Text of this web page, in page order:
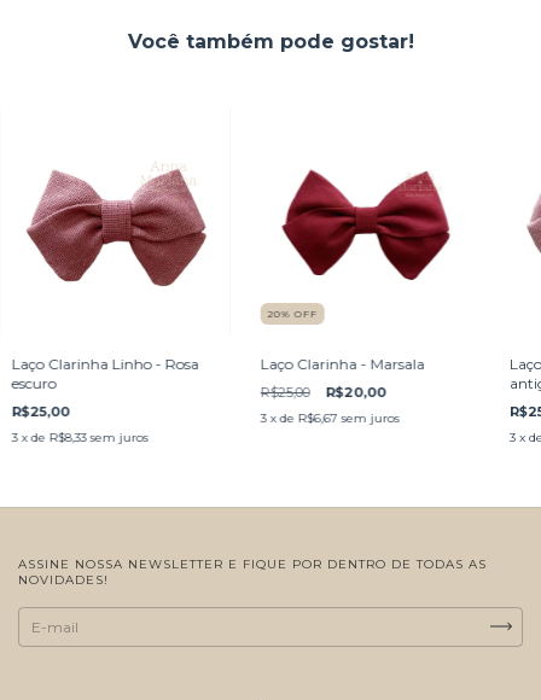
Você também pode gostar!
Laço Clarinha Linho - Rosa
escuro
R$25,00
3 x de R$8,33 sem juros
20%OFF
Laço Clarinha - Marsala
R$25,00 R$20,00
3 x de R$6,67 sem juros
3 x
ASSINE NOSSA NEWSLETTER E FIQUE POR DENTRO DE TODAS AS
NOVIDADES!